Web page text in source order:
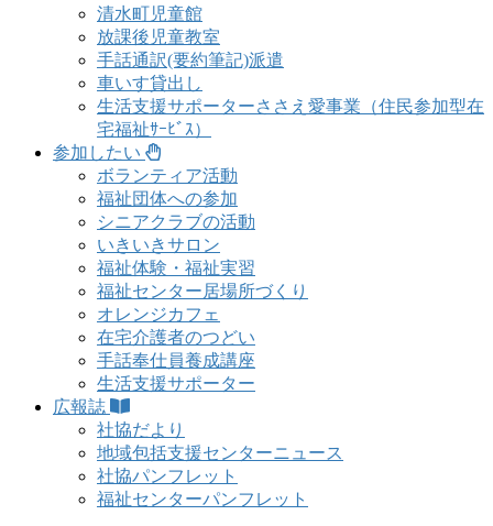
清水町児童館
放課後児童教室
手話通訳(要約筆記)派遣
車いす貸出し
生活支援サポーターささえ愛事業（住民参加型在
宅福祉ｻｰﾋﾞｽ）
参加したい
ボランティア活動
福祉団体への参加
シニアクラブの活動
いきいきサロン
福祉体験・福祉実習
福祉センター居場所づくり
オレンジカフェ
在宅介護者のつどい
手話奉仕員養成講座
生活支援サポーター
広報誌
社協だより
地域包括支援センターニュース
社協パンフレット
福祉センターパンフレット